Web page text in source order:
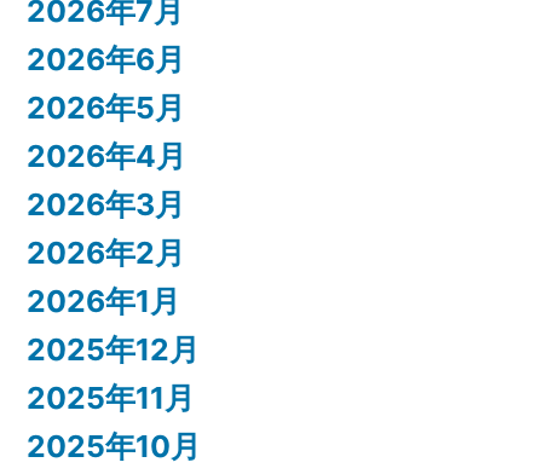
2026年7月
2026年6月
2026年5月
2026年4月
2026年3月
2026年2月
2026年1月
2025年12月
2025年11月
2025年10月